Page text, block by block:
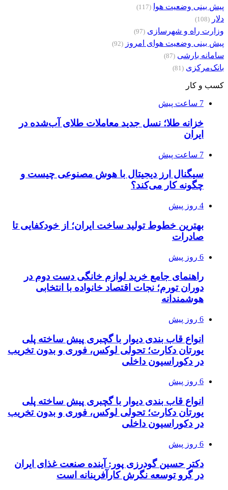
پیش بینی وضعیت هوا (117)
دلار (108)
وزارت راه و شهرسازی (97)
پیش بینی وضعیت هوای امروز (92)
سامانه بارشی (87)
بانک‌مرکزی (81)
کسب و کار
7 ساعت پیش
خزانه طلا؛ نسل جدید معاملات طلای آب‌شده در
ایران
7 ساعت پیش
سیگنال ارز دیجیتال با هوش مصنوعی چیست و
چگونه کار می‌کند؟
4 روز پیش
بهترین خطوط تولید ساخت ایران؛ از خودکفایی تا
صادرات
6 روز پیش
راهنمای جامع خرید لوازم خانگی دست دوم در
دوران تورم؛ نجات اقتصاد خانواده با انتخابی
هوشمندانه
6 روز پیش
انواع قاب بندی دیوار با گچبری پیش ساخته پلی
یورتان دکارت؛ تحولی لوکس، فوری و بدون تخریب
در دکوراسیون داخلی
6 روز پیش
انواع قاب بندی دیوار با گچبری پیش ساخته پلی
یورتان دکارت؛ تحولی لوکس، فوری و بدون تخریب
در دکوراسیون داخلی
6 روز پیش
دکتر حسین گودرزی پور: آینده صنعت غذای ایران
در گرو توسعه نگرش کارآفرینانه است